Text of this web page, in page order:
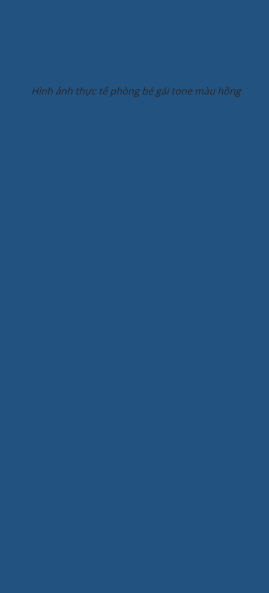
Hình ảnh thực tế phòng bé gái tone màu hồng